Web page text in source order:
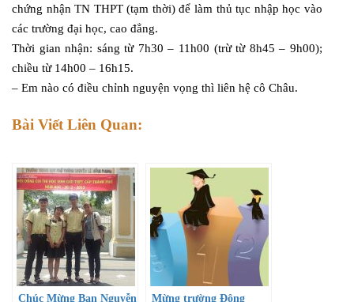
chứng nhận TN THPT (tạm thời) để làm thủ tục nhập học vào
các trường đại học, cao đẳng.
Thời gian nhận: sáng từ 7h30 – 11h00 (trừ từ 8h45 – 9h00);
chiều từ 14h00 – 16h15.
– Em nào có điều chỉnh nguyện vọng thì liên hệ cô Châu.
Bài Viết Liên Quan:
Chúc Mừng Bạn Nguyễn
Mừng trường Đông